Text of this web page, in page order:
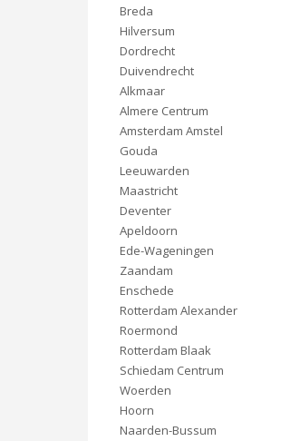
Breda
Hilversum
Dordrecht
Duivendrecht
Alkmaar
Almere Centrum
Amsterdam Amstel
Gouda
Leeuwarden
Maastricht
Deventer
Apeldoorn
Ede-Wageningen
Zaandam
Enschede
Rotterdam Alexander
Roermond
Rotterdam Blaak
Schiedam Centrum
Woerden
Hoorn
Naarden-Bussum